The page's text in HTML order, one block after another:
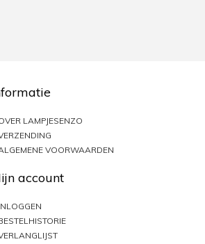
LAMPJESENZO
VOORWAARDEN
account